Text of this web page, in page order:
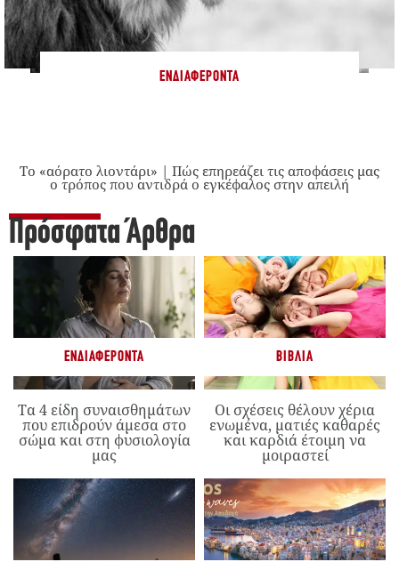
ΕΝΔΙΑΦΈΡΟΝΤΑ
Το «αόρατο λιοντάρι» | Πώς επηρεάζει τις αποφάσεις μας
ο τρόπος που αντιδρά ο εγκέφαλος στην απειλή
Πρόσφατα Άρθρα
ΕΝΔΙΑΦΈΡΟΝΤΑ
Τα 4 είδη συναισθημάτων
που επιδρούν άμεσα στο
σώμα και στη φυσιολογία
μας
ΒΙΒΛΊΑ
Οι σχέσεις θέλουν χέρια
ενωμένα, ματιές καθαρές
και καρδιά έτοιμη να
μοιραστεί